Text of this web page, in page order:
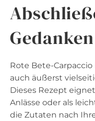
Gedanken
Rote Bete-
auch äußerst
Dieses Rezept
Anlässe oder als
die Zutaten nach